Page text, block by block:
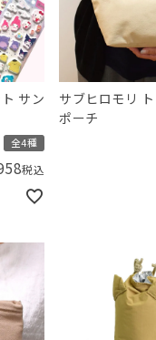
サン
全4種
税込
サブヒロモリ
ポーチ